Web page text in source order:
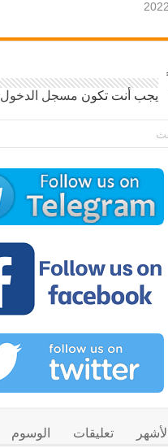
يجب أنت تكون مسجل الدخول
الأشهر تعليقات الوسوم